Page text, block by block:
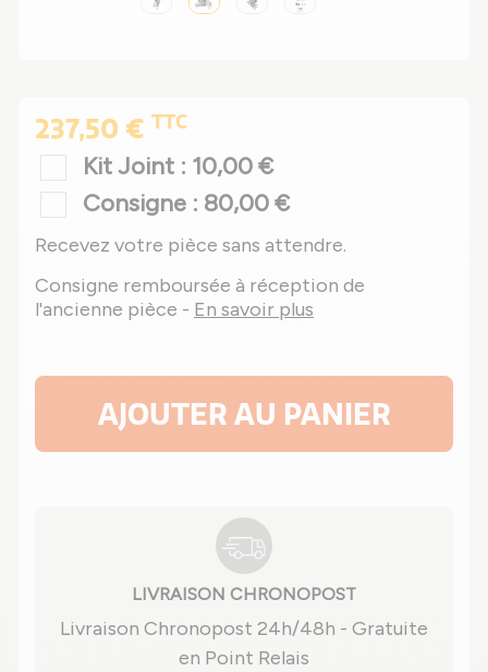
237,50 € TTC
Kit Joint : 10,00 €
Consigne : 80,00 €
Recevez votre pièce sans attendre.
Consigne remboursée à réception de
l'ancienne pièce - En savoir plus
AJOUTER AU PANIER
LIVRAISON CHRONOPOST
Livraison Chronopost 24h/48h - Gratuite
en Point Relais